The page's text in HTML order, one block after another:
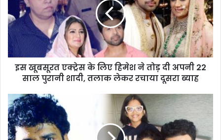
इस खूबसूरत एक्ट्रेस के लिए हिमेश ने तोड़ दी अपनी 22
साल पुरानी शादी, तलाक लेकर रचाया दूसरा ब्याह